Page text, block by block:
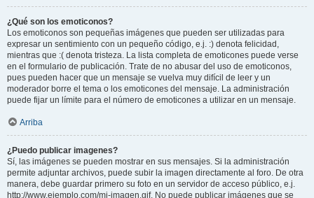
¿Qué son los emoticonos?
Los emoticonos son pequeñas imágenes que pueden ser utilizadas para
expresar un sentimiento con un pequeño código, e.j. :) denota felicidad,
mientras que :( denota tristeza. La lista completa de emoticones puede verse
en el formulario de publicación. Trate de no abusar del uso de emoticonos,
pues pueden hacer que un mensaje se vuelva muy difícil de leer y un
moderador borre el tema o los emoticones del mensaje. La administración
puede fijar un límite para el número de emoticones a utilizar en un mensaje.
Arriba
¿Puedo publicar imagenes?
Sí, las imágenes se pueden mostrar en sus mensajes. Si la administración
permite adjuntar archivos, puede subir la imagen directamente al foro. De otra
manera, debe guardar primero su foto en un servidor de acceso público, e.j.
http://www.ejemplo.com/mi-imagen.gif. No puede publicar imágenes que se